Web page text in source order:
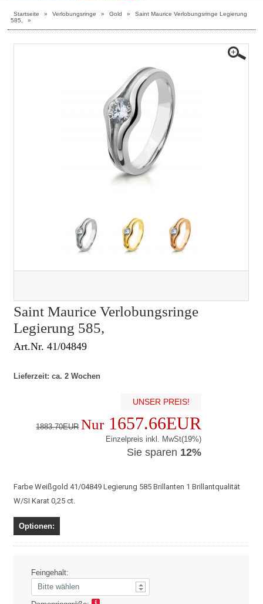
Startseite » Verlobungsringe » Gold »
Saint Maurice Verlobungsringe Legierung
585,
»
Saint Maurice Verlobungsringe
Legierung 585,
Art.Nr. 41/04849
Lieferzeit: ca. 2 Wochen
UNSER PREIS!
1883.70EUR Nur1657.66EUR
Einzelpreis inkl. MwSt(19%)
Sie sparen 12%
Farbe Weißgold 41/04849 Legierung 585 Brillanten 1 Brillantqualität
W/SI Karat 0,25 ct.
Optionen:
Feingehalt: